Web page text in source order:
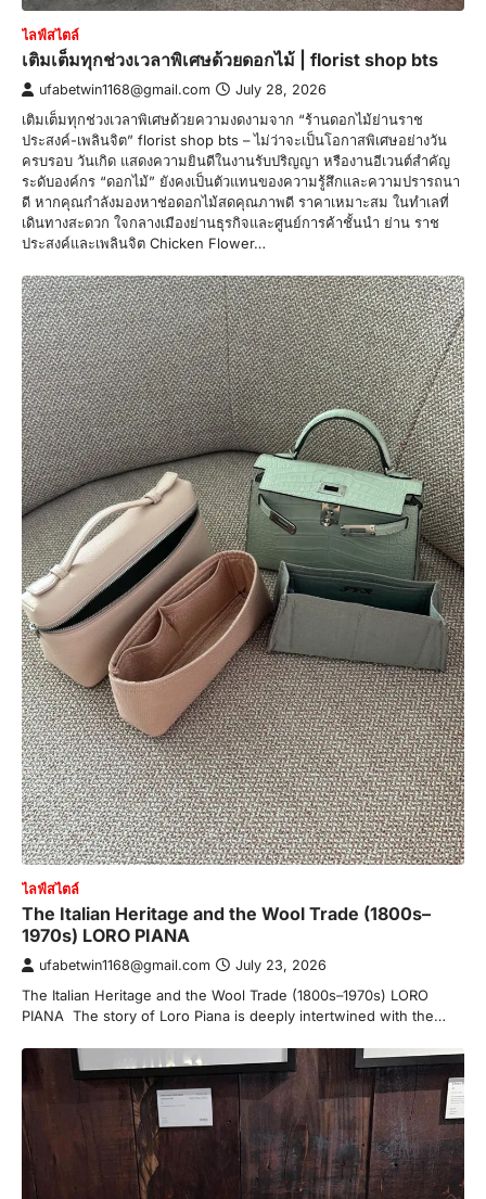
ไลฟ์สไตล์
เติมเต็มทุกช่วงเวลาพิเศษด้วยดอกไม้ | florist shop bts
ufabetwin1168@gmail.com July 28, 2026
เติมเต็มทุกช่วงเวลาพิเศษด้วยความงดงามจาก “ร้านดอกไม้ย่านราช
ประสงค์-เพลินจิต” florist shop bts – ไม่ว่าจะเป็นโอกาสพิเศษอย่างวัน
ครบรอบ วันเกิด แสดงความยินดีในงานรับปริญญา หรืองานอีเวนต์สำคัญ
ระดับองค์กร “ดอกไม้” ยังคงเป็นตัวแทนของความรู้สึกและความปรารถนา
ดี หากคุณกำลังมองหาช่อดอกไม้สดคุณภาพดี ราคาเหมาะสม ในทำเลที่
เดินทางสะดวก ใจกลางเมืองย่านธุรกิจและศูนย์การค้าชั้นนำ ย่าน ราช
ประสงค์และเพลินจิต Chicken Flower…
ไลฟ์สไตล์
The Italian Heritage and the Wool Trade (1800s–
1970s) LORO PIANA
ufabetwin1168@gmail.com July 23, 2026
The Italian Heritage and the Wool Trade (1800s–1970s) LORO
PIANA The story of Loro Piana is deeply intertwined with the…